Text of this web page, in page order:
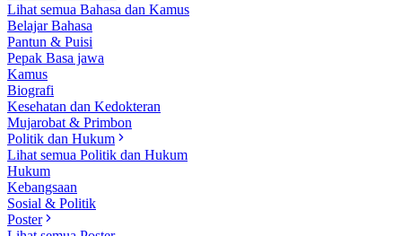
Lihat semua Bahasa dan Kamus
Belajar Bahasa
Pantun & Puisi
Pepak Basa jawa
Kamus
Biografi
Kesehatan dan Kedokteran
Mujarobat & Primbon
Politik dan Hukum
Lihat semua Politik dan Hukum
Hukum
Kebangsaan
Sosial & Politik
Poster